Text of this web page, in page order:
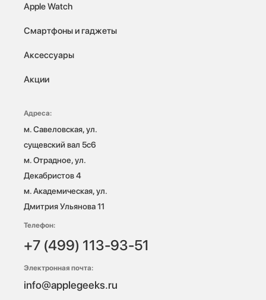
Apple Watch
Смартфоны и гаджеты
Аксессуары
Акции
Адреса:
м. Савеловская, ул.
сущевский вал 5с6
м. Отрадное, ул.
Декабристов 4
м. Академическая, ул.
Дмитрия Ульянова 11
Телефон:
+7 (499) 113-93-51
Электронная почта:
info@applegeeks.ru